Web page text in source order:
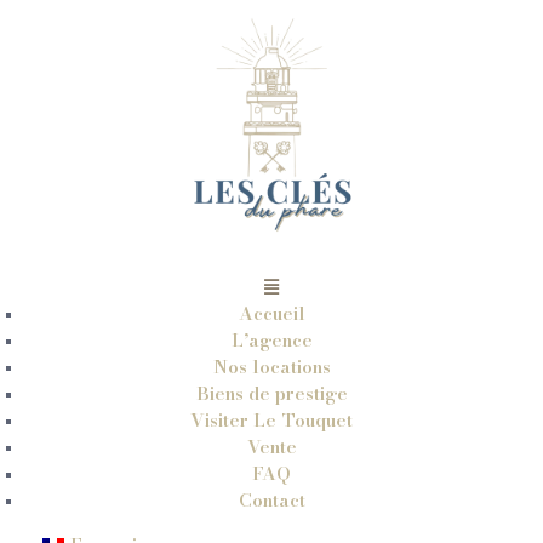
Accueil
L’agence
Nos locations
Biens de prestige
Visiter Le Touquet
Vente
FAQ
Contact